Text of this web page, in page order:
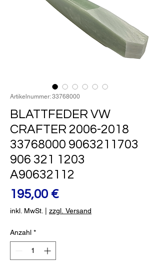
Artikelnummer: 33768000
BLATTFEDER VW
CRAFTER 2006-2018
33768000 9063211703
906 321 1203
A90632112
195,00 €Preis
inkl. MwSt. zzgl. Versand
Anzahl *